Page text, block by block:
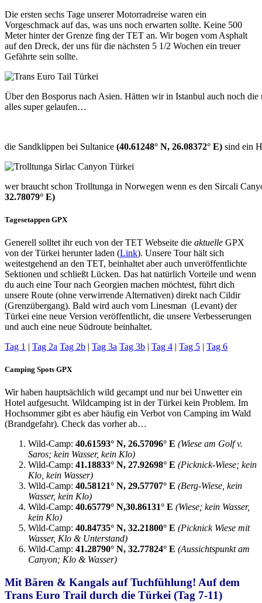
Die ersten sechs Tage unserer Motorradreise waren ein
Vorgeschmack auf das, was uns noch erwarten sollte. Keine 500
Meter hinter der Grenze fing der TET an. Wir bogen vom Asphalt
auf den Dreck, der uns für die nächsten 5 1/2 Wochen ein treuer
Gefährte sein sollte.
Über den Bosporus nach Asien. Hätten wir in Istanbul auch noch die
alles super gelaufen…
die Sandklippen bei Sultanice (40.61248° N, 26.08372° E) sind ein
wer braucht schon Trolltunga in Norwegen wenn es den Sircali
32.78079° E)
Tagesetappen GPX
Generell solltet ihr euch von der TET Webseite die aktuelle GPX
von der Türkei herunter laden (Link). Unsere Tour hält sich
weitestgehend an den TET, beinhaltet aber auch unveröffentlichte
Sektionen und schließt Lücken. Das hat natürlich Vorteile und wenn
du auch eine Tour nach Georgien machen möchtest, führt dich
unsere Route (ohne verwirrende Alternativen) direkt nach Cildir
(Grenzübergang). Bald wird auch vom Linesman (Levant) der
Türkei eine neue Version veröffentlicht, die unsere Verbesserungen
und auch eine neue Südroute beinhaltet.
Tag 1 | Tag 2a Tag 2b | Tag 3a Tag 3b | Tag 4 | Tag 5 | Tag 6
Camping Spots GPX
Wir haben hauptsächlich wild gecampt und nur bei Unwetter ein
Hotel aufgesucht. Wildcamping ist in der Türkei kein Problem. Im
Hochsommer gibt es aber häufig ein Verbot von Camping im Wald
(Brandgefahr). Check das vorher ab…
Wild-Camp: 40.61593° N, 26.57096° E (Wiese am Golf v.
Saros; kein Wasser, kein Klo)
Wild-Camp: 41.18833° N, 27.92698° E (Picknick-Wiese; kein
Klo, kein Wasser)
Wild-Camp: 40.58121° N, 29.57707° E (Berg-Wiese, kein
Wasser, kein Klo)
Wild-Camp: 40.65779° N,30.86131° E (Wiese; kein Wasser,
kein Klo)
Wild-Camp: 40.84735° N, 32.21800° E (Picknick Wiese mit
Wasser, Klo & Unterstand)
Wild-Camp: 41.28790° N, 32.77824° E (Aussichtspunkt am
Canyon; Klo & Wasser)
Mit Bären & Kangals auf Tuchfühlung! Auf dem
Trans Euro Trail durch die Türkei (Tag 7-11)